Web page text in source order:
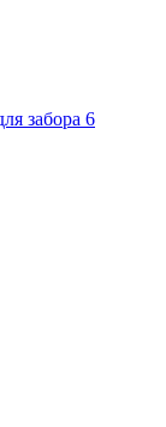
забора 6